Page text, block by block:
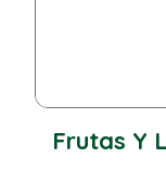
Frutas Y